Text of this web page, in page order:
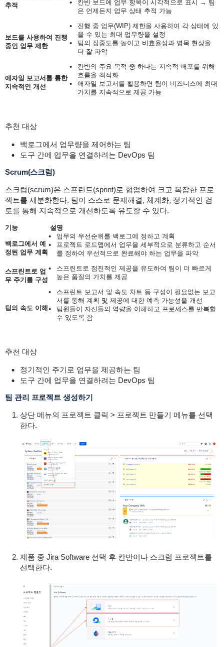
추적
칸반 보드에 업무 항목이 시각적으로 표시 → 팀
은 언제든지 업무 상태 추적 가능
보드를 사용하여 진행
중인 업무 제한
진행 중 업무(WIP) 제한을 사용하여 각 상태에 있
을 수 있는 최대 업무량을 설정
팀의 집중도를 높이고 비효율성과 병목 현상을
더 잘 파악
애자일 보고서를 통한
지속적인 개선
칸반의 주요 목적 중 하나는 지속적 배포를 위해
흐름을 최적화
애자일 보고서를 활용하면 팀이 비즈니스에 최대
가치를 지속적으로 제공 가능
추천 대상
백로그에서 업무량을 제어하는 팀
도구 간에 업무을 연결하려는 DevOps 팀
Scrum(스크럼)
스크럼(scrum)은 스프린트(sprint)로 협업하여 크고 복잡한 프로
젝트를 세분화한다. 팀이 스스로 문제해결, 체계화, 정기적인 검
토를 통해 지속적으로 개선하도록 유도할 수 있다.
기능 설명
백로그에서 예
정된 업무 계획
업무의 우선순위를 백로그에 정하고 계획
프로젝트 로드맵에서 업무을 세부적으로 분류하고 순서
를 정하여 우선적으로 완료해야 하는 업무을 파악
스프린트로 업
무 주기를 구성
스프린트로 점진적인 제공을 유도하여 팀이 더 빠르게
높은 품질의 가치를 제공
팀의 속도 이해
스프린트 보고서 및 속도 차트 등 구성이 필요없는 보고
서를 통해 계획 및 제공에 대한 예측 가능성을 개선
팀원들이 자신들의 역량을 이해하고 프로세스를 반복할
수 있도록 함
추천 대상
정기적인 주기로 업무을 제공하는 팀
도구 간에 업무을 연결하려는 DevOps 팀
팀 관리 프로젝트 생성하기
상단 메뉴의 프로젝트 클릭 > 프로젝트 만들기 메뉴를 선택
한다.
제품 중 Jira Software 선택 후 칸반이나 스크럼 프로젝트를
선택한다.